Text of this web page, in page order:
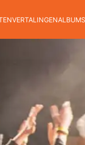
VERTALINGENALBUMS